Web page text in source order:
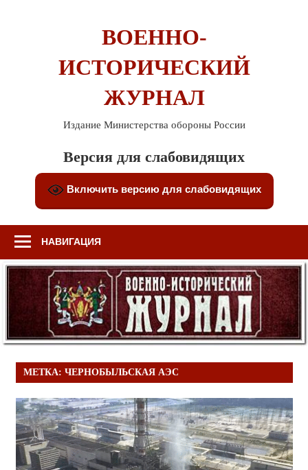
ВОЕННО-
ИСТОРИЧЕСКИЙ
ЖУРНАЛ
Издание Министерства обороны России
Версия для слабовидящих
Включить версию для слабовидящих
НАВИГАЦИЯ
МЕТКА: ЧЕРНОБЫЛЬСКАЯ АЭС